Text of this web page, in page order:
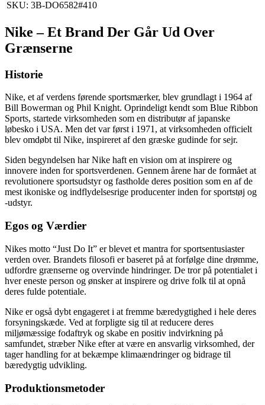
SKU: 3B-DO6582#410
Nike – Et Brand Der Går Ud Over
Grænserne
Historie
Nike, et af verdens førende sportsmærker, blev grundlagt i 1964 af
Bill Bowerman og Phil Knight. Oprindeligt kendt som Blue Ribbon
Sports, startede virksomheden som en distributør af japanske
løbesko i USA. Men det var først i 1971, at virksomheden officielt
blev omdøbt til Nike, inspireret af den græske gudinde for sejr.
Siden begyndelsen har Nike haft en vision om at inspirere og
innovere inden for sportsverdenen. Gennem årene har de formået at
revolutionere sportsudstyr og fastholde deres position som en af de
mest ikoniske og indflydelsesrige producenter inden for sportstøj og
-udstyr.
Egos og Værdier
Nikes motto “Just Do It” er blevet et mantra for sportsentusiaster
verden over. Brandets filosofi er baseret på at forfølge dine drømme,
udfordre grænserne og overvinde hindringer. De tror på potentialet i
hver eneste person og ønsker at inspirere og drive folk til at opnå
deres fulde potentiale.
Nike er også dybt engageret i at fremme bæredygtighed i hele deres
forsyningskæde. Ved at forpligte sig til at reducere deres
miljømæssige fodaftryk og skabe en positiv indvirkning på
samfundet, stræber Nike efter at være en ansvarlig virksomhed, der
tager handling for at bekæmpe klimaændringer og bidrage til
bæredygtig udvikling.
Produktionsmetoder